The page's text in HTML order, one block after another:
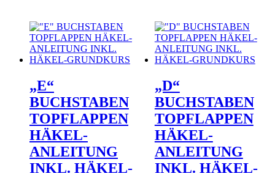
„E“
BUCHSTABEN
TOPFLAPPEN
HÄKEL-
ANLEITUNG
INKL. HÄKEL-
„D“
BUCHSTABEN
TOPFLAPPEN
HÄKEL-
ANLEITUNG
INKL. HÄKEL-